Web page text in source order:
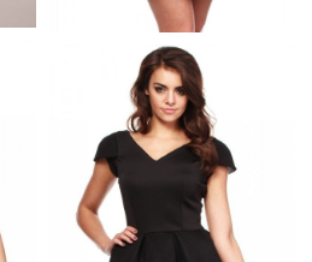
GRANATOWA
SUKIENKA BOMBKA NA
WESELE I NA CO DZIEŃ